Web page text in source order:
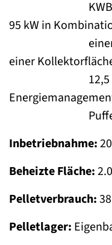
KWB
95 kW in
einer
einer
12,5
Inbetriebnahme:
Beheizte Fläche:
Pelletverbrauch:
Pelletlager: